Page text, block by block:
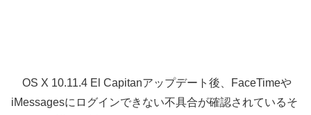
OS X 10.11.4 El Capitanアップデート後、FaceTimeや
iMessagesにログインできない不具合が確認されているそ